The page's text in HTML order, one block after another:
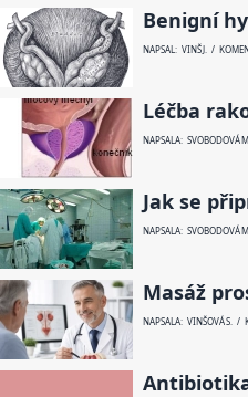
Benigní
NAPSAL: VINŠ J. /
Léčba
NAPSALA: SVOBODOVÁ
Jak se
NAPSALA: SVOBODOVÁ
Masáž
NAPSALA: VINŠOVÁ S. /